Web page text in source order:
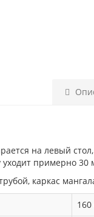
на левый
примерно 30
каркас
160